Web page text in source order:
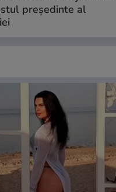
președinte al